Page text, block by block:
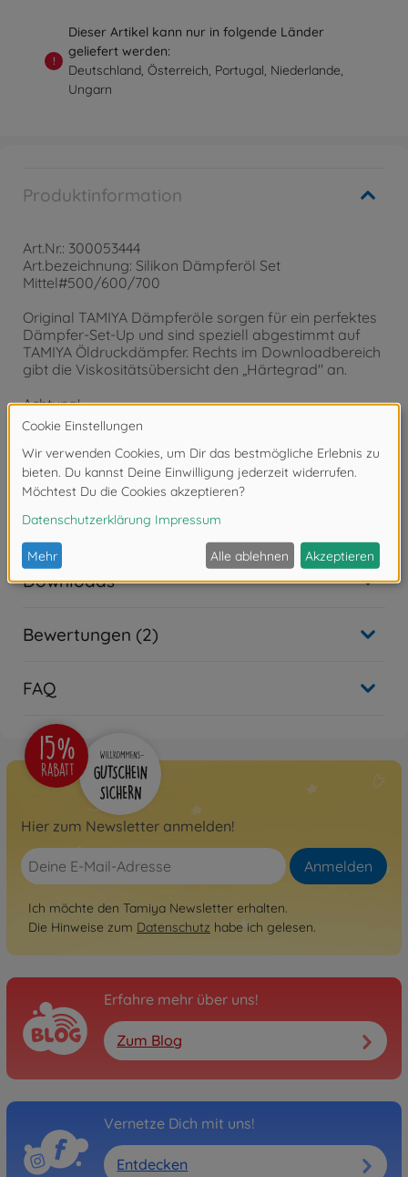
!
Dieser Artikel kann nur in folgende Länder
geliefert werden:
Deutschland, Österreich, Portugal, Niederlande,
Ungarn
Produktinformation
Art.Nr.: 300053444
Art.bezeichnung: Silikon Dämpferöl Set
Mittel#500/600/700
Original TAMIYA Dämpferöle sorgen für ein perfektes
Dämpfer-Set-Up und sind speziell abgestimmt auf
TAMIYA Öldruckdämpfer. Rechts im Downloadbereich
gibt die Viskositätsübersicht den „Härtegrad" an.
Achtung!
Nicht für Kinder unter 14 Jahren geeignet!
Achtung!Nicht geeignet für Kinder unter 3
Jahren. Erstickungsgefahr durch Kleinteile.
Downloads
Bewertungen (2)
FAQ
Hier zum Newsletter anmelden!
Anmelden
Ich möchte den Tamiya Newsletter erhalten.
Die Hinweise zum Datenschutz habe ich gelesen.
Erfahre mehr über uns!
Zum Blog
Vernetze Dich mit uns!
Entdecken